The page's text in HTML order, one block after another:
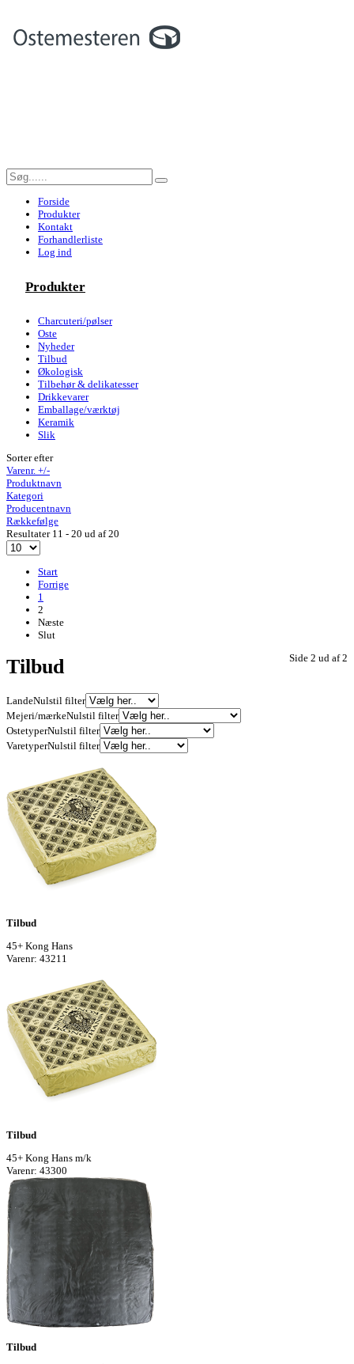
Forside
Produkter
Kontakt
Forhandlerliste
Log ind
Produkter
Charcuteri/pølser
Oste
Nyheder
Tilbud
Økologisk
Tilbehør & delikatesser
Drikkevarer
Emballage/værktøj
Keramik
Slik
Sorter efter
Varenr. +/-
Produktnavn
Kategori
Producentnavn
Rækkefølge
Resultater 11 - 20 ud af 20
Start
Forrige
1
2
Næste
Slut
Side 2 ud af 2
Tilbud
LandeNulstil filter
Mejeri/mærkeNulstil filter
OstetyperNulstil filter
VaretyperNulstil filter
Tilbud
45+ Kong Hans
Varenr: 43211
Tilbud
45+ Kong Hans m/k
Varenr: 43300
Tilbud